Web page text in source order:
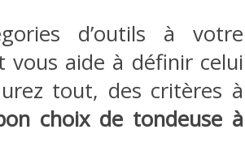
d’outils à votre
vous aide à définir celui
tout, des critères à
choix de tondeuse à